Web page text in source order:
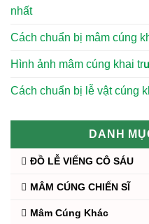
nhất
Cách chuẩn bị mâm cúng
Hình ảnh mâm cúng khai
Cách chuẩn bị lễ vật cúng
DANH
ĐỒ LỄ VIẾNG CÔ SÁU
MÂM CÚNG CHIẾN SĨ
Mâm Cúng Khác